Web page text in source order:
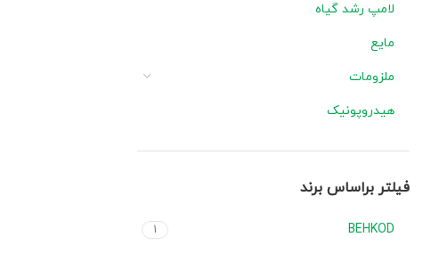
لامپ رشد گیاه
مایع
ملزومات
هیدروپونیک
فیلتر براساس برند
BEHKOD
1